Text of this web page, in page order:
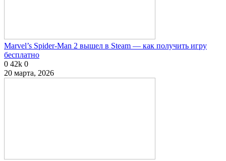
Marvel’s Spider-Man 2 вышел в Steam — как получить игру
бесплатно
0 42k 0
20 марта, 2026